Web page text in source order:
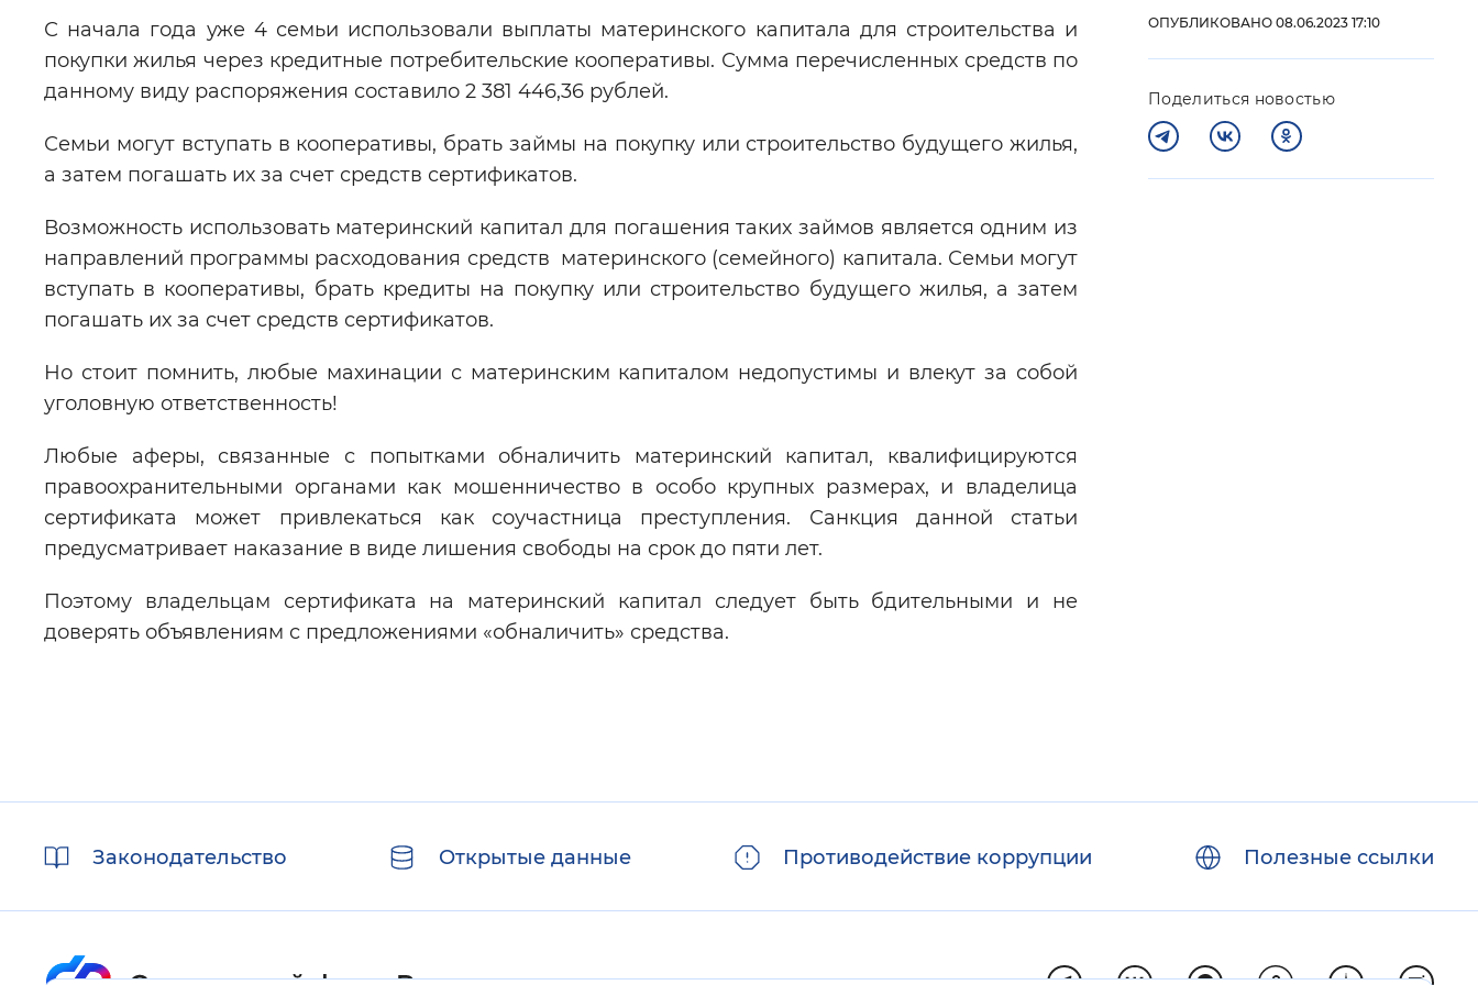
Цвет сайта: Монохромный Инверсивный монохромный Синий фон
Воспроизвести
Вернуть стандартные настройки
С начала года уже 4 семьи использовали выплаты материнского капитала для строительства и
покупки жилья через кредитные потребительские кооперативы. Сумма перечисленных средств по
данному виду распоряжения составило 2 381 446,36 рублей.
Семьи могут вступать в кооперативы, брать займы на покупку или строительство будущего жилья,
а затем погашать их за счет средств сертификатов.
Возможность использовать материнский капитал для погашения таких займов является одним из
направлений программы расходования средств материнского (семейного) капитала. Семьи могут
вступать в кооперативы, брать кредиты на покупку или строительство будущего жилья, а затем
погашать их за счет средств сертификатов.
Но стоит помнить, любые махинации с материнским капиталом недопустимы и влекут за собой
уголовную ответственность!
Любые аферы, связанные с попытками обналичить материнский капитал, квалифицируются
правоохранительными органами как мошенничество в особо крупных размерах, и владелица
сертификата может привлекаться как соучастница преступления. Санкция данной статьи
предусматривает наказание в виде лишения свободы на срок до пяти лет.
Поэтому владельцам сертификата на материнский капитал следует быть бдительными и не
доверять объявлениям с предложениями «обналичить» средства.
ОПУБЛИКОВАНО 08.06.2023 17:10
Поделиться новостью
ссылкиЗаконодательство Открытые данные Противодействие коррупции Полезные ссылки